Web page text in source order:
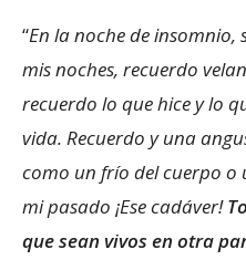
“En la noche de
mis noches, recuerdo
recuerdo lo que hice y lo
vida. Recuerdo y una
como un frío del cuerpo o
mi pasado ¡Ese cadáver!
que sean vivos en otra